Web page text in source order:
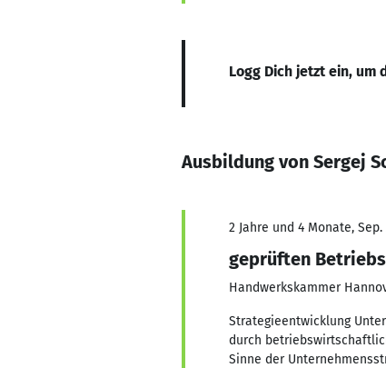
Logg Dich jetzt ein, um
Ausbildung von Sergej
2 Jahre und 4 Monate, Sep.
geprüften
Handwerkskammer
Strategieentwicklung
durch
Sinne der